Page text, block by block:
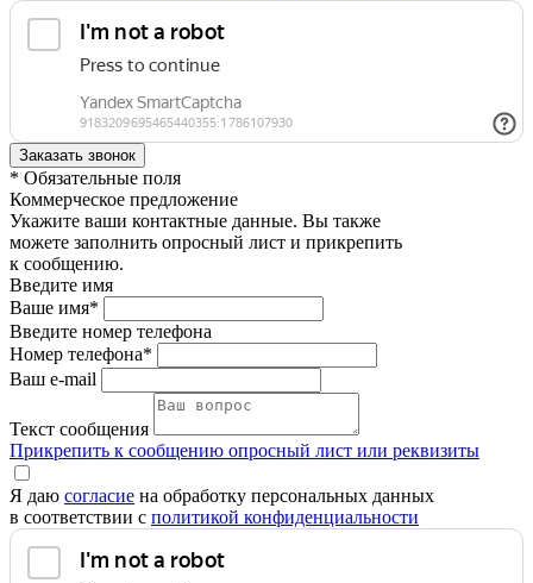
* Обязательные поля
Коммерческое предложение
Укажите ваши контактные данные. Вы также
можете заполнить опросный лист и прикрепить
к сообщению.
Введите имя
Ваше имя*
Введите номер телефона
Номер телефона*
Ваш e-mail
Текст сообщения
Прикрепить к сообщению опросный лист или реквизиты
Я даю согласие на обработку персональных данных
в соответствии с политикой конфиденциальности